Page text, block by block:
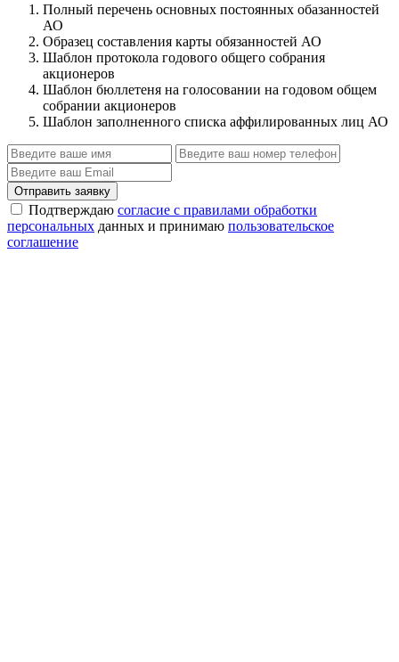
Полный перечень основных постоянных обазанностей
АО
Образец составления карты обязанностей АО
Шаблон протокола годового общего собрания
акционеров
Шаблон бюллетеня на голосовании на годовом общем
собрании акционеров
Шаблон заполненного списка аффилированных лиц АО
Отправить заявку
Подтверждаю согласие с правилами обработки
персональных данных и принимаю пользовательское
соглашение